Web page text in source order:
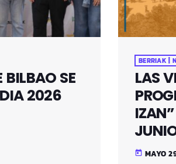
BILBAO SE
2026
BERRIAK |
LAS
today MAYO